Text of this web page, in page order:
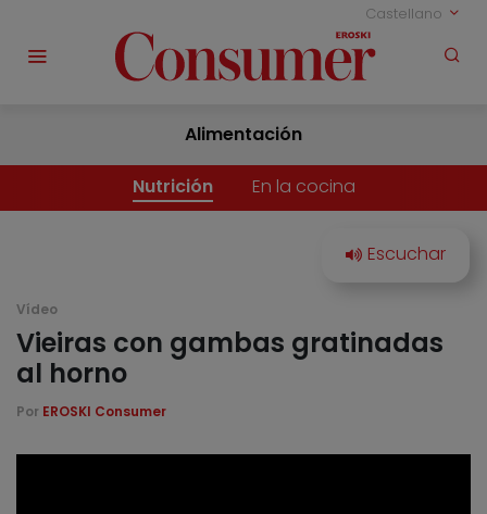
Castellano
Alimentación
Nutrición En la cocina
Vídeo
Vieiras con gambas gratinadas
al horno
Por EROSKI Consumer